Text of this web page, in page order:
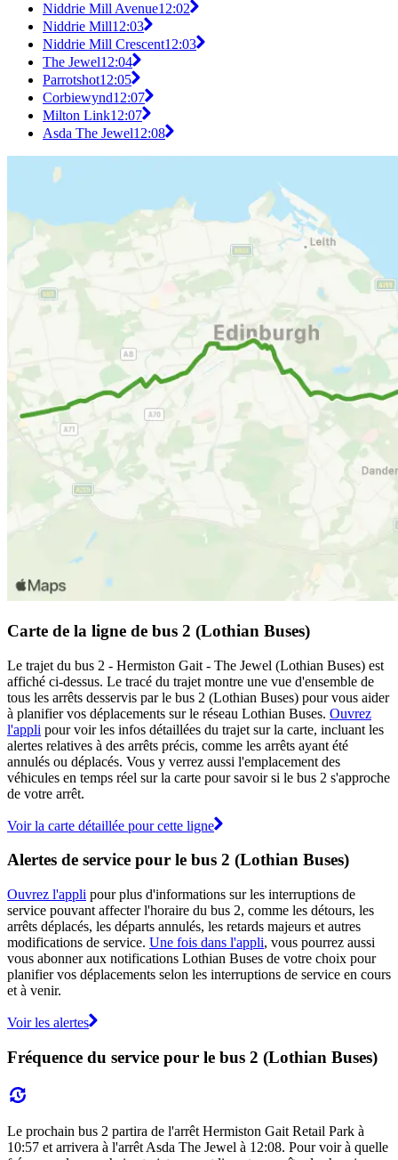
Niddrie Mill Avenue12:02
Niddrie Mill12:03
Niddrie Mill Crescent12:03
The Jewel12:04
Parrotshot12:05
Corbiewynd12:07
Milton Link12:07
Asda The Jewel12:08
Carte de la ligne de bus 2 (Lothian Buses)
Le trajet du bus 2 - Hermiston Gait - The Jewel (Lothian Buses) est
affiché ci-dessus. Le tracé du trajet montre une vue d'ensemble de
tous les arrêts desservis par le bus 2 (Lothian Buses) pour vous aider
à planifier vos déplacements sur le réseau Lothian Buses. Ouvrez
l'appli pour voir les infos détaillées du trajet sur la carte, incluant les
alertes relatives à des arrêts précis, comme les arrêts ayant été
annulés ou déplacés. Vous y verrez aussi l'emplacement des
véhicules en temps réel sur la carte pour savoir si le bus 2 s'approche
de votre arrêt.
Voir la carte détaillée pour cette ligne
Alertes de service pour le bus 2 (Lothian Buses)
Ouvrez l'appli pour plus d'informations sur les interruptions de
service pouvant affecter l'horaire du bus 2, comme les détours, les
arrêts déplacés, les départs annulés, les retards majeurs et autres
modifications de service. Une fois dans l'appli, vous pourrez aussi
vous abonner aux notifications Lothian Buses de votre choix pour
planifier vos déplacements selon les interruptions de service en cours
et à venir.
Voir les alertes
Fréquence du service pour le bus 2 (Lothian Buses)
Le prochain bus 2 partira de l'arrêt Hermiston Gait Retail Park à
10:57 et arrivera à l'arrêt Asda The Jewel à 12:08. Pour voir à quelle